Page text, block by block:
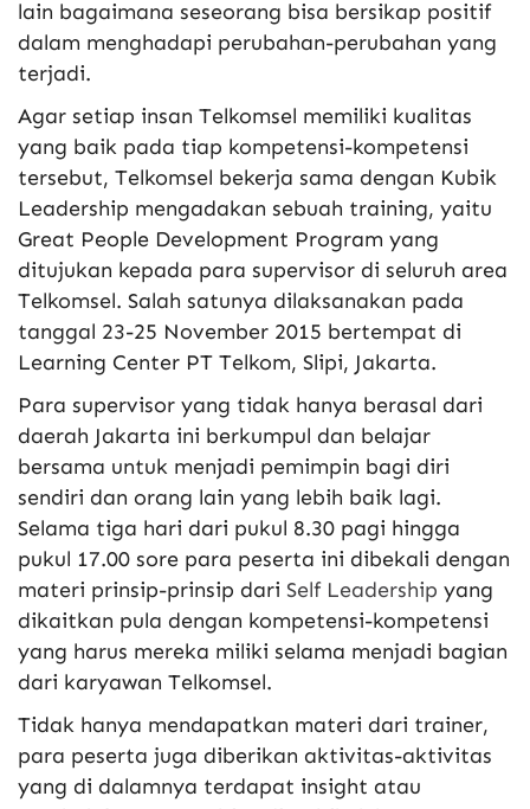
lain bagaimana seseorang bisa bersikap positif
dalam menghadapi perubahan-perubahan yang
terjadi.
Agar setiap insan Telkomsel memiliki kualitas
yang baik pada tiap kompetensi-kompetensi
tersebut, Telkomsel bekerja sama dengan Kubik
Leadership mengadakan sebuah training, yaitu
Great People Development Program yang
ditujukan kepada para supervisor di seluruh area
Telkomsel. Salah satunya dilaksanakan pada
tanggal 23-25 November 2015 bertempat di
Learning Center PT Telkom, Slipi, Jakarta.
Para supervisor yang tidak hanya berasal dari
daerah Jakarta ini berkumpul dan belajar
bersama untuk menjadi pemimpin bagi diri
sendiri dan orang lain yang lebih baik lagi.
Selama tiga hari dari pukul 8.30 pagi hingga
pukul 17.00 sore para peserta ini dibekali dengan
materi prinsip-prinsip dari Self Leadership yang
dikaitkan pula dengan kompetensi-kompetensi
yang harus mereka miliki selama menjadi bagian
dari karyawan Telkomsel.
Tidak hanya mendapatkan materi dari trainer,
para peserta juga diberikan aktivitas-aktivitas
yang di dalamnya terdapat insight atau